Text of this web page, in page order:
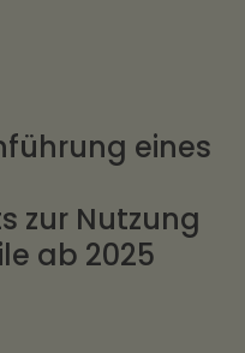
eines
zur Nutzung
ab 2025